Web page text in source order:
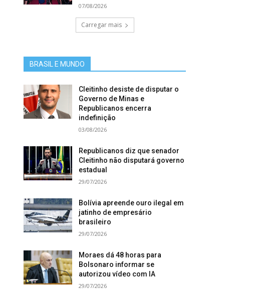
07/08/2026
Carregar mais
BRASIL E MUNDO
Cleitinho desiste de disputar o
Governo de Minas e
Republicanos encerra
indefinição
03/08/2026
Republicanos diz que senador
Cleitinho não disputará governo
estadual
29/07/2026
Bolívia apreende ouro ilegal em
jatinho de empresário
brasileiro
29/07/2026
Moraes dá 48 horas para
Bolsonaro informar se
autorizou vídeo com IA
29/07/2026